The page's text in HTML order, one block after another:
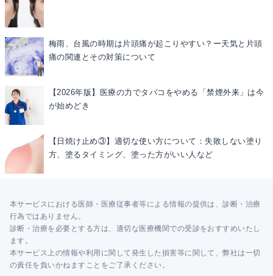
梅雨、台風の時期は片頭痛が起こりやすい？ー天気と片頭
痛の関連とその対策について
【2026年版】医療の力でタバコをやめる「禁煙外来」は今
が始めどき
【日焼け止め③】適切な使い方について：失敗しない塗り
方、塗るタイミング、塗った方がいい人など
本サービスにおける医師・医療従事者等による情報の提供は、診断・治療
行為ではありません。
診断・治療を必要とする方は、適切な医療機関での受診をおすすめいたし
ます。
本サービス上の情報や利用に関して発生した損害等に関して、弊社は一切
の責任を負いかねますことをご了承ください。